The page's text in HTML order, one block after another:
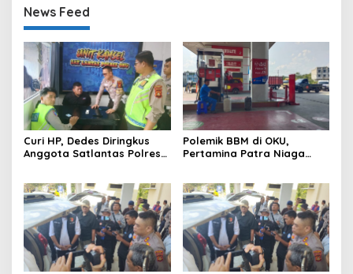
News Feed
Curi HP, Dedes Diringkus
Anggota Satlantas Polres
Polemik BBM di OKU,
Pertamina Patra Niaga
BBM Subsidi dan Perkuat
Pengawasan di Kabupaten
Ogan Komering Ulu